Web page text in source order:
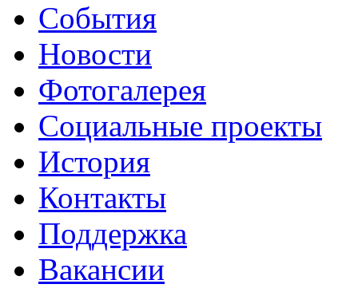
События
Новости
Фотогалерея
Социальные проекты
История
Контакты
Поддержка
Вакансии